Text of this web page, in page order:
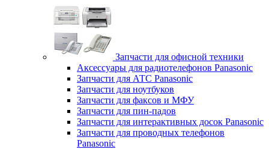
Запчасти для офисной техники
Аксессуары для радиотелефонов Panasonic
Запчасти для АТС Panasonic
Запчасти для ноутбуков
Запчасти для факсов и МФУ
Запчасти для пин-падов
Запчасти для интерактивных досок Panasonic
Запчасти для проводных телефонов
Panasonic